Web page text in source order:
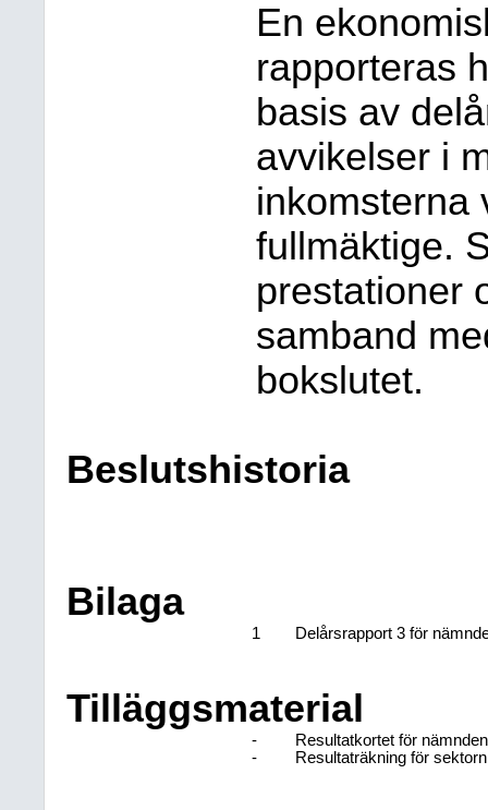
En
rapporteras
basis av
avvikelser i
inkomsterna
fullmäktige.
prestationer
samband
bokslutet.
Beslutshistoria
Bilaga
1 Delårsrapport 3 för
Tilläggsmaterial
-
Resultatkortet för
-
Resultaträkning för